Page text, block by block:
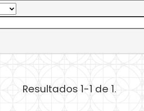
Resultados 1-1 de 1.